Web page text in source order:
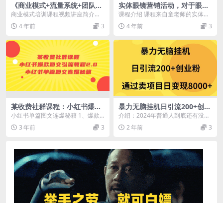
《商业模式+流量系统+团队管
理》培训课程视频
商业模式培训课程视频讲座简介：
《商业模式+流量系统+团队管理》
培训课程视频内容...
4 年前 3
实体眼镜营销活动，对于眼镜
店营销会有更多的理解，分享
8套活动方案
课程介绍 课程来自童老师的实体眼
镜营销活动，价值666元。对于眼
镜店营销会有更多...
4 年前 3
某收费社群课程：小红书爆款
图文引流教程2.0+小红书单篇
图文连爆秘籍
小红书单篇图文连爆秘籍 1、爆款
图文案例展示及小红书养号的6个细
节 2、一分钟制...
3 年前 3
暴力无脑挂机日引流200+创业
粉通过卖项目日变现2000+
介绍：2024年普通人到底还有没有
逆袭或者年赚百万的机会 答案是肯
定有的，那就是...
2 年前 3